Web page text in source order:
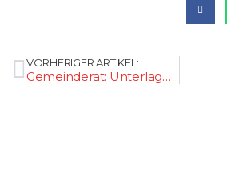
VORHERIGER ARTIKEL:
Gemeinderat: Unterlagen zur Sitzung vom 30.08.2021